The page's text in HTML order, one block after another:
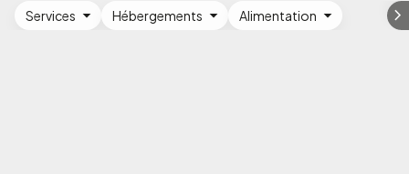
Services Hébergements Alimentation